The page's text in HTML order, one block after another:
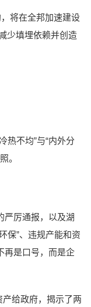
将在全邦加速建设
少填埋依赖并创造
热不均”与“内外分
。
严厉通报，以及湖
保”、违规产能和资
再是口号，而是企
给政府，揭示了两